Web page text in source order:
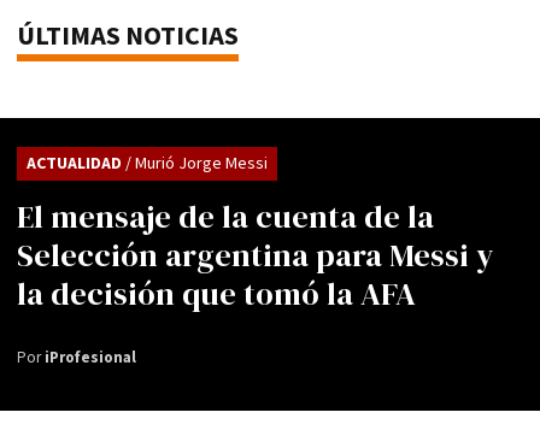
ÚLTIMAS NOTICIAS
El mensaje de la cuenta de la
Selección argentina para Messi y
la decisión que tomó la AFA
ACTUALIDAD / Murió Jorge Messi
PoriProfesional